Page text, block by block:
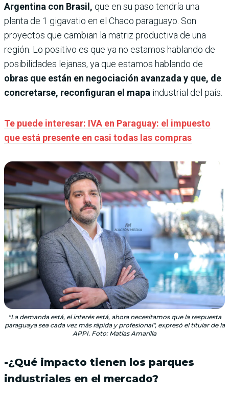
Argentina con Brasil, que en su paso tendría una
planta de 1 gigavatio en el Chaco paraguayo. Son
proyectos que cambian la matriz productiva de una
región. Lo positivo es que ya no estamos hablando de
posibilidades lejanas, ya que estamos hablando de
obras que están en negociación avanzada y que, de
concretarse, reconfiguran el mapa industrial del país.
Te puede interesar: IVA en Paraguay: el impuesto
que está presente en casi todas las compras
"La demanda está, el interés está, ahora necesitamos que la respuesta
paraguaya sea cada vez más rápida y profesional", expresó el titular de la
APPI. Foto: Matías Amarilla
-¿Qué impacto tienen los parques
industriales en el mercado?